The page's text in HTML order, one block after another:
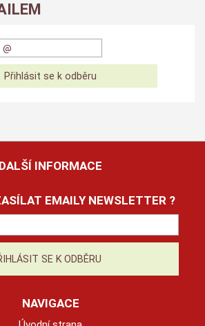
DALŠÍ INFORMACE
EMAILY NEWSLETTER ?
NAVIGACE